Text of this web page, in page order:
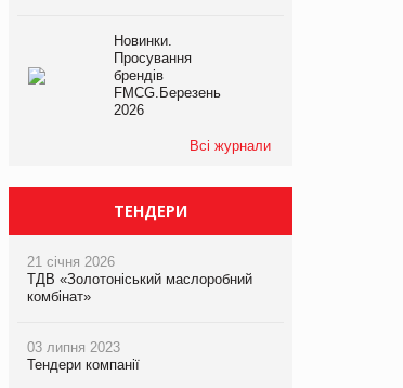
Новинки.
Просування
брендів
FMCG.Березень
2026
Всі журнали
ТЕНДЕРИ
21 січня 2026
ТДВ «Золотоніський маслоробний
комбінат»
03 липня 2023
Тендери компанії